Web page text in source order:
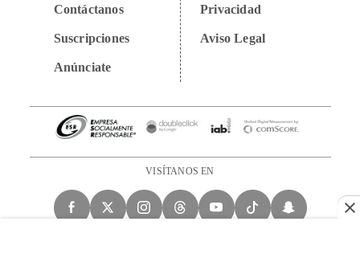
Contáctanos
Suscripciones
Anúnciate
Privacidad
Aviso Legal
VISÍTANOS EN